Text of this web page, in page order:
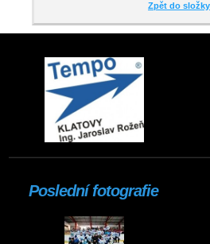
Zpět do složky
Poslední fotografie